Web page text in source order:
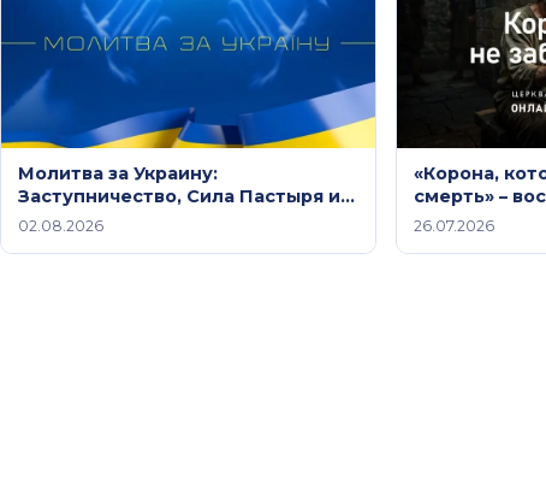
Молитва за Украину:
Заступничество, Сила Пастыря и
Небесный Мир Христа /
02.08.2026
«Корона,
смерть» –
от 26 июля
26.07.2026